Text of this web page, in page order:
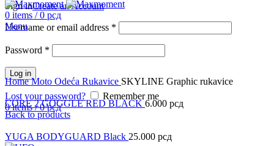
Sign inCreate an Account
Username or email address *
Password *
Log in
Lost your password?
Remember me
0items / 0рсд
0 items / 0 рсд
Menu
Click to enlarge
HomeMoto Odeća Rukavice SKYLINE Graphic rukavice
CORE 2 GOGGLE RED BLACK 6.000 рсд
Back to products
YUGA BODYGUARD Black 25.000 рсд